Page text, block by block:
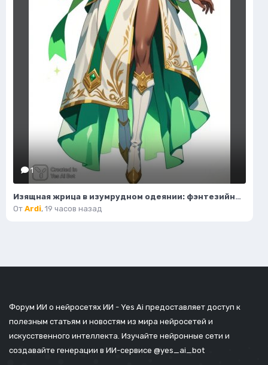
1
Изящная жрица в изумрудном одеянии: фэнтезийный портрет. Картинка из нейронной сети Flux.1
От Ardi, 19 часов назад
Форум ИИ о нейросетях ИИ - Yes Ai предоставляет доступ к
полезным статьям и новостям из мира нейросетей и
искусственного интеллекта. Изучайте нейронные сети и
создавайте генерации в ИИ-сервисе @yes_ai_bot